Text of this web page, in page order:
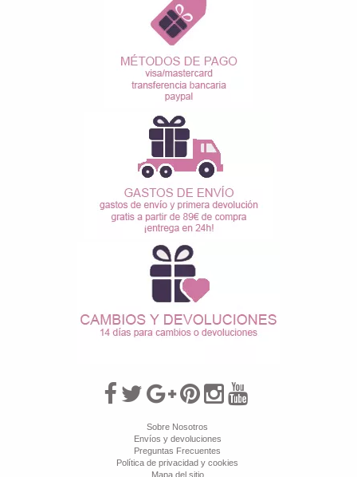
Sobre Nosotros
Envíos y devoluciones
Preguntas Frecuentes
Política de privacidad y cookies
Mapa del sitio